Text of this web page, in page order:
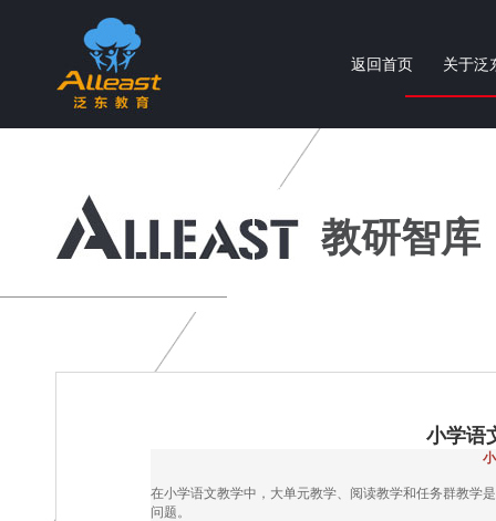
个性化智慧教育产品与服务提供商
返回首页 关于泛
教研智库
小学语
在小学语文教学中，大单元教学、阅读教学和任务群教学
问题。